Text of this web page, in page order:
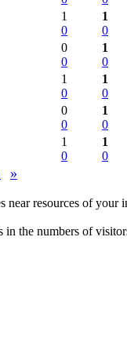
1
0
1
0
0
0
1
0
1
0
1
0
0
0
1
0
1
0
1
0
»
near resources of your
the numbers of